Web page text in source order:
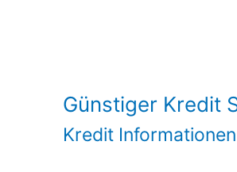
Günstiger Kredit
Kredit Informationen